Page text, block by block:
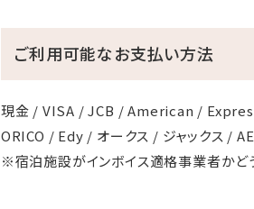
ご利用可能なお支払い方法
現金 / VISA / JCB / American /
ORICO / Edy / オークス / ジャックス /
※宿泊施設がインボイス適格事業者かど